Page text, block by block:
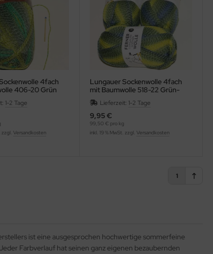
4fach
406-20 Grün
1-2 Tage
zzgl. Versandkosten
Lungauer Sockenwolle 4fach
mit Baumwolle 518-22 Grün-
Blau
Lieferzeit: 1-2 Tage
9,95 €
99,50 € pro kg
inkl. 19 % MwSt. zzgl. Versandkosten
1
ist eine ausgesprochen hochwertige sommerfeine
Farbverlauf hat seinen ganz eigenen bezaubernden